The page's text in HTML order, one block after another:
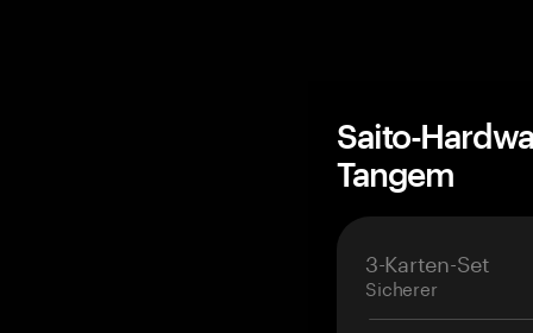
Saito-
Tangem
3-Karten-Set
Sicherer